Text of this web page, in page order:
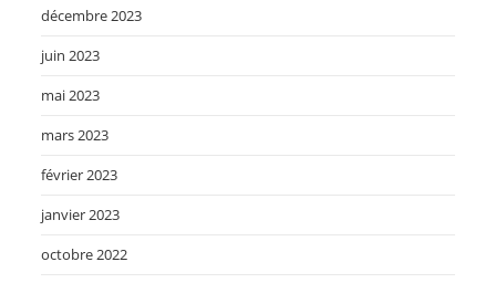
décembre 2023
juin 2023
mai 2023
mars 2023
février 2023
janvier 2023
octobre 2022